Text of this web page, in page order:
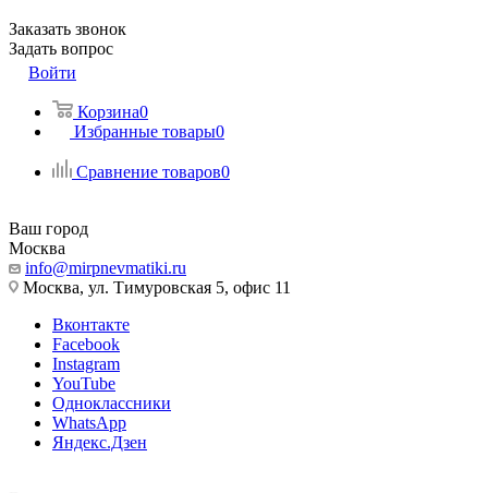
Заказать звонок
Задать вопрос
Войти
Корзина0
Избранные товары0
Сравнение товаров0
Ваш город
Москва
info@mirpnevmatiki.ru
Москва, ул. Тимуровская 5, офис 11
Вконтакте
Facebook
Instagram
YouTube
Одноклассники
WhatsApp
Яндекс.Дзен